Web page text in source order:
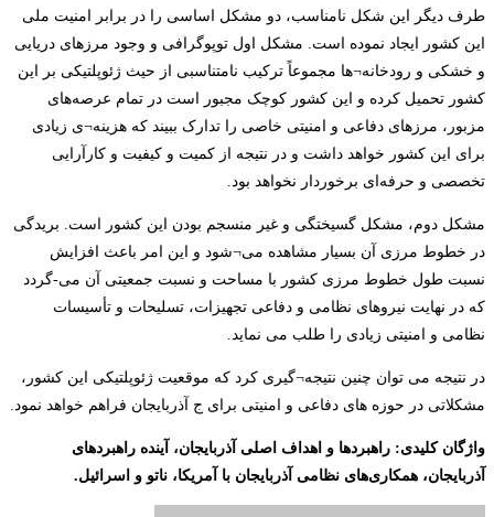
طرف دیگر این شکل نامناسب، دو مشکل اساسی را در برابر امنیت ملی
این کشور ایجاد نموده است. مشکل اول توپوگرافی و وجود مرزهای دریایی
و خشکی و رودخانه¬ها مجموعاً ترکیب نامتناسبی از حیث ژئوپلتیکی بر این
کشور تحمیل کرده و این کشور کوچک مجبور است در تمام عرصه‌های
مزبور، مرزهای دفاعی و امنیتی خاصی را تدارک ببیند که هزینه¬ی زیادی
برای این کشور خواهد داشت و در نتیجه از کمیت و کیفیت و کارآرایی
تخصصی و حرفه‌ای برخوردار نخواهد بود.
مشکل دوم، مشکل گسیختگی و غیر منسجم بودن این کشور است. بریدگی
در خطوط مرزی آن بسیار مشاهده می¬شود و این امر باعث افزایش
نسبت طول خطوط مرزی کشور با مساحت و نسبت جمعیتی آن می-گردد
که در نهایت نیروهای نظامی و دفاعی تجهیزات، تسلیحات و تأسیسات
نظامی و امنیتی زیادی را طلب می نماید.
در نتیجه می توان چنین نتیجه¬گیری کرد که موقعیت ژئوپلتیکی این کشور،
مشکلاتی در حوزه های دفاعی و امنیتی برای ج آذربایجان فراهم خواهد نمود.
واژگان کلیدی: راهبردها و اهداف اصلی آذربایجان، آینده راهبردهای
آذربایجان، همکاری‌های نظامی آذربایجان با آمریکا، ناتو و اسرائیل.